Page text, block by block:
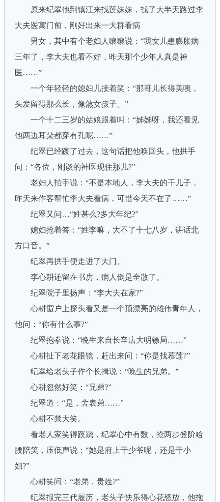
原来纪翠他到镇江来找莲妹妹，找了大半天路过李
大夫医寓门前，刚好出来一大群看病
男女，其中有个老妇人嚷嚷说：“我女儿患膨胀病
三年了，李大夫也看不好，昨天那个少年人真是神
医……”
一个年轻轻的媳妇儿接着笑：“那哥儿长得美咦，
头发留得那么长，像煞女孩子。”
一个十二三岁的姑娘跟着叫：“姊姊呀，我还看见
他两边耳朵都穿有孔呢……”
纪翠已经踱了过去，这句话把他唤回头，他拱手
问：“各位，刚谈的神医现住那儿?”
老妇人拍手说：“不是本地人，李大夫的干儿子，
昨天来作客帮忙李大夫看病，可惜今天不在了……”
纪翠又问…“姓甚么?多大年纪?”
媳妇抢着答：“姓李嘛，大不了十七八岁，讲话北
方口音。”
纪翠再拱手便走进了大门。
李心耕还留在书房，病人倒是全散了。
纪翠院子里扬声：“李大夫在家?”
心耕窗户上探头看又是一个顶漂亮的雄伟青年人，
他问：“你有什么事?”
纪翠抱拳说：“晚生来自长辛店大明镖局……”
心耕扯下老花眼镜，赶出来问：“你是找慕莲?”
纪翠给老头子作个长揖说：“晚生的兄弟。”
心耕忽然好笑：“兄弟?”
纪翠道：“是，舍表弟……”
心耕不禁大笑。
看老人家笑得蹊跷，纪翠心中有数，抢两步登阶哈
腰陪笑，压低声说：“她是府上干少爷呢，还是干小
姐?”
心耕笑问：“老弟，贵姓?”
纪翠报完三代履历，老头子快乐得心花怒放，他拖